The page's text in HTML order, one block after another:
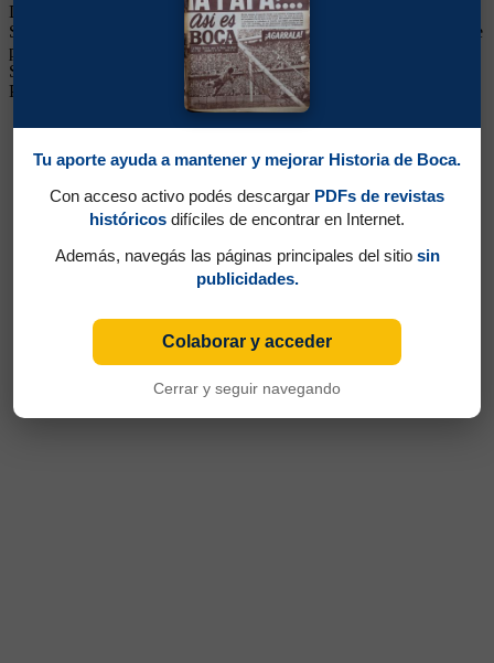
Delantero y Volante. Ganó dos títulos (Nacionales 1969 y 1970).
Surgido de las Inferiores. De buen manejo y dinámica, destacándose
por su entrega. Continuó su carrera en Gimnasia, All Boys,
Sarmiento de Junín, Newell's, Loma Negra de Olavarría, Ferro de
Pico y Unión Española de Chile
Tu aporte ayuda a mantener y mejorar Historia de Boca.
Con acceso activo podés descargar PDFs de revistas
históricos difíciles de encontrar en Internet.
Además, navegás las páginas principales del sitio sin
publicidades.
Colaborar y acceder
Cerrar y seguir navegando